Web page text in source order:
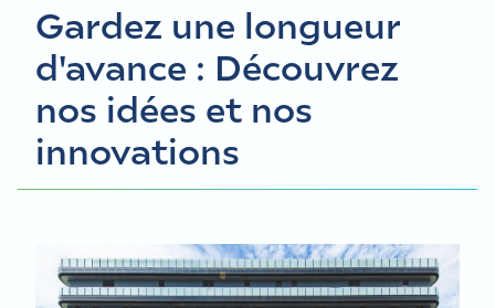
Gardez une longueur
d'avance : Découvrez
nos idées et nos
innovations